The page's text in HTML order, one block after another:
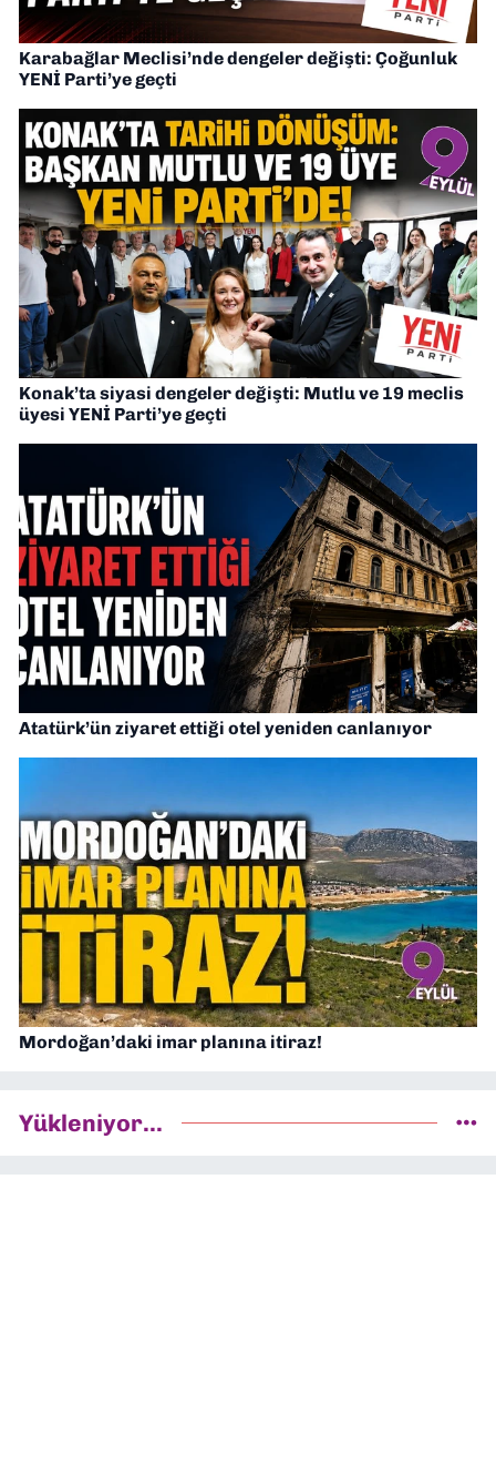
Karabağlar Meclisi’nde dengeler değişti: Çoğunluk
YENİ Parti’ye geçti
Konak’ta siyasi dengeler değişti: Mutlu ve 19 meclis
üyesi YENİ Parti’ye geçti
Atatürk’ün ziyaret ettiği otel yeniden canlanıyor
Mordoğan’daki imar planına itiraz!
Yükleniyor...